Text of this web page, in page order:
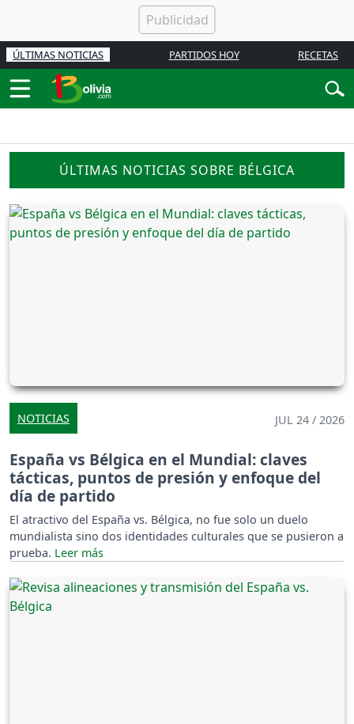
ÚLTIMAS NOTICIAS PARTIDOS HOY RECETAS
ÚLTIMAS NOTICIAS SOBRE BÉLGICA
NOTICIAS JUL 24 / 2026
España vs Bélgica en el Mundial: claves
tácticas, puntos de presión y enfoque del
día de partido
El atractivo del España vs. Bélgica, no fue solo un duelo
mundialista sino dos identidades culturales que se pusieron a
prueba.